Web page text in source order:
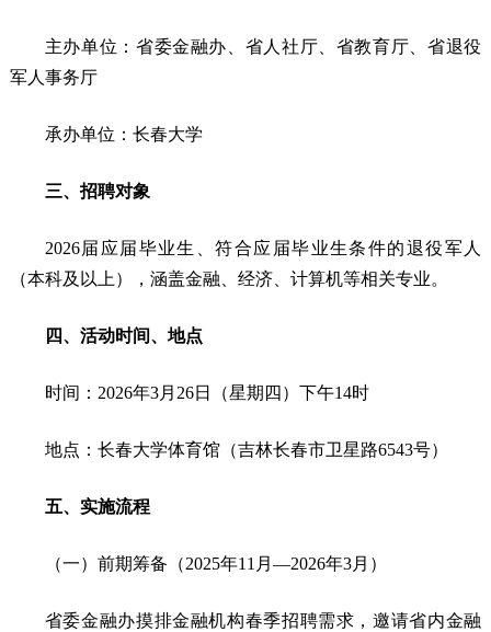
主办单位：省委金融办、省人社厅、省教育厅、省退役
军人事务厅
承办单位：长春大学
三、招聘对象
2026届应届毕业生、符合应届毕业生条件的退役军人
（本科及以上），涵盖金融、经济、计算机等相关专业。
四、活动时间、地点
时间：2026年3月26日（星期四）下午14时
地点：长春大学体育馆（吉林长春市卫星路6543号）
五、实施流程
（一）前期筹备（2025年11月—2026年3月）
省委金融办摸排金融机构春季招聘需求，邀请省内金融